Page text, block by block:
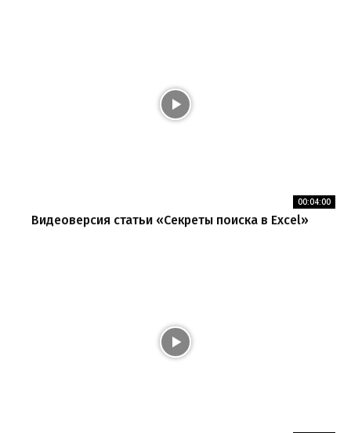
00:04:00
Видеоверсия статьи «Секреты поиска в Excel»